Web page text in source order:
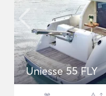
Uniesse 55 FLY